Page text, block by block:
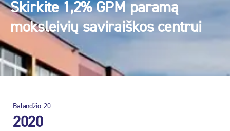
Skirkite 1,2% GPM paramą
moksleivių saviraiškos centrui
Balandžio 20
2020